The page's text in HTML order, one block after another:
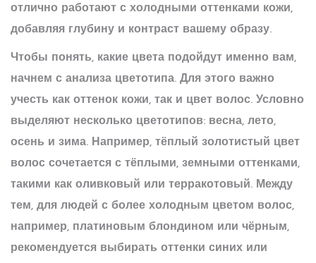
отлично работают с холодными оттенками кожи,
добавляя глубину и контраст вашему образу.
Чтобы понять, какие цвета подойдут именно вам,
начнем с анализа цветотипа. Для этого важно
учесть как оттенок кожи, так и цвет волос. Условно
выделяют несколько цветотипов: весна, лето,
осень и зима. Например, тёплый золотистый цвет
волос сочетается с тёплыми, земными оттенками,
такими как оливковый или терракотовый. Между
тем, для людей с более холодным цветом волос,
например, платиновым блондином или чёрным,
рекомендуется выбирать оттенки синих или